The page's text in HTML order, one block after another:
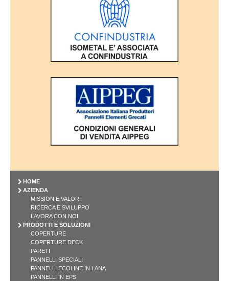
HOME
AZIENDA
MISSION E VALORI
RICERCA E SVILUPPO
LAVORA CON NOI
PRODOTTI E SOLUZIONI
COPERTURE
COPERTURE DECK
PARETI
PANNELLI SPECIALI
PANNELLI ECOLINE IN LANA
PANNELLI IN EPS